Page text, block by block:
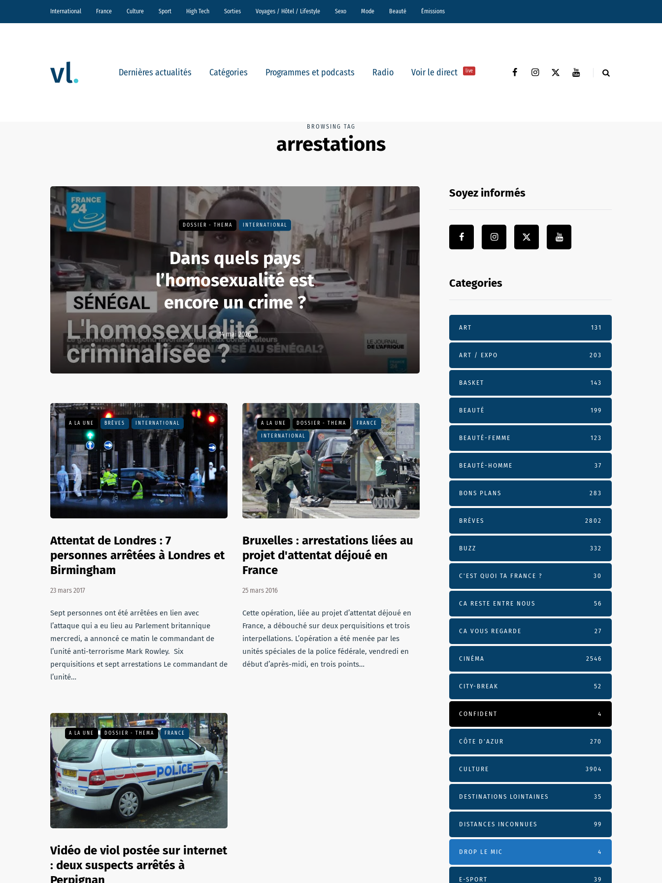
International France Culture Sport High Tech Sorties Voyages / Hôtel / Lifestyle Sexo Mode Beauté Émissions
Dernières actualités Catégories Programmes et podcasts Radio Voir le direct live
BROWSING TAG
arrestations
DOSSIER - THEMA INTERNATIONAL
Dans quels pays
l’homosexualité est
encore un crime ?
14 mai 2026
A LA UNE BRÈVES INTERNATIONAL
Attentat de Londres : 7
personnes arrêtées à Londres et
Birmingham
23 mars 2017
Sept personnes ont été arrêtées en lien avec
l’attaque qui a eu lieu au Parlement britannique
mercredi, a annoncé ce matin le commandant de
l’unité anti-terrorisme Mark Rowley. Six
perquisitions et sept arrestations Le commandant de
l’unité…
A LA UNE DOSSIER - THEMA FRANCE
INTERNATIONAL
Bruxelles : arrestations liées au
projet d'attentat déjoué en
France
25 mars 2016
Cette opération, liée au projet d’attentat déjoué en
France, a débouché sur deux perquisitions et trois
interpellations. L’opération a été menée par les
unités spéciales de la police fédérale, vendredi en
début d’après-midi, en trois points…
A LA UNE DOSSIER - THEMA FRANCE
Vidéo de viol postée sur internet
: deux suspects arrêtés à
Perpignan
Soyez informés
Categories
ART 131
ART / EXPO 203
BASKET 143
BEAUTÉ 199
BEAUTÉ-FEMME 123
BEAUTÉ-HOMME 37
BONS PLANS 283
BRÈVES 2802
BUZZ 332
C'EST QUOI TA FRANCE ? 30
CA RESTE ENTRE NOUS 56
CA VOUS REGARDE 27
CINÉMA 2546
CITY-BREAK 52
CONFIDENT 4
CÔTE D’AZUR 270
CULTURE 3904
DESTINATIONS LOINTAINES 35
DISTANCES INCONNUES 99
DROP LE MIC 4
E-SPORT 39